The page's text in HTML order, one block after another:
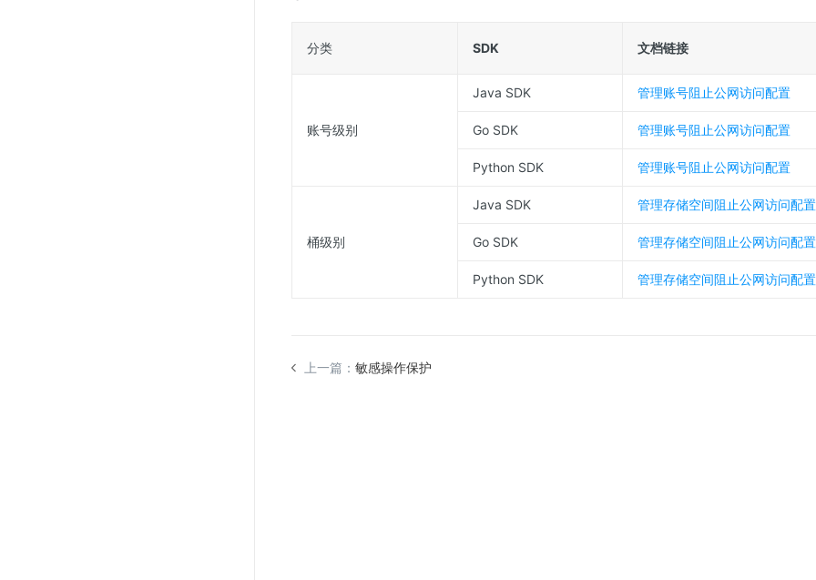
分类 SDK 文档链接
账号级别
Java SDK 管理账号阻止公网访问配置
Go SDK 管理账号阻止公网访问配置
Python SDK 管理账号阻止公网访问配置
桶级别
Java SDK 管理存储空间阻止公网访问配置
Go SDK 管理存储空间阻止公网访问配置
Python SDK 管理存储空间阻止公网访问配置
上一篇： 敏感操作保护